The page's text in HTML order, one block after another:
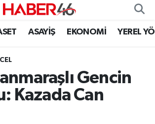
ASAYİŞ EKONOMİ YEREL
Gencin
Kazada Can
Namaz Vakitleri